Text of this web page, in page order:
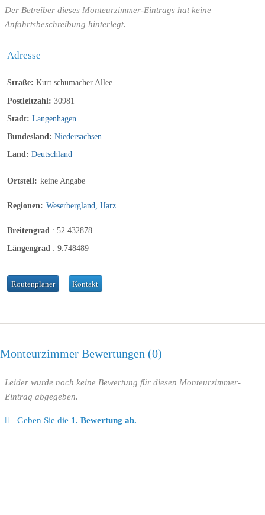
Der Betreiber dieses Monteurzimmer-Eintrags hat keine
Anfahrtsbeschreibung hinterlegt.
Adresse
Straße: Kurt schumacher Allee
Postleitzahl: 30981
Stadt: Langenhagen
Bundesland: Niedersachsen
Land: Deutschland
Ortsteil: keine Angabe
Regionen: Weserbergland, Harz ...
Breitengrad : 52.432878
Längengrad : 9.748489
Routenplaner Kontakt
Monteurzimmer Bewertungen 0
Leider wurde noch keine Bewertung für diesen Monteurzimmer-
Eintrag abgegeben.
Geben Sie die 1. Bewertung ab.